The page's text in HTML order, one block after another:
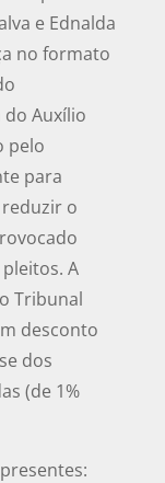
e Ednalda
no formato
do Auxílio
pelo
para
o
A
Tribunal
desconto
dos
(de 1%